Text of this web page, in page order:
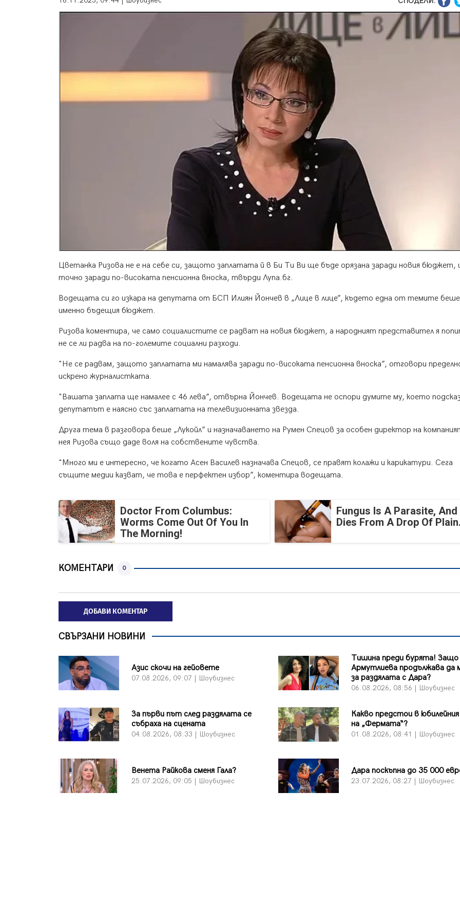
Цветанка Ризова не е на себе си, защото заплатата й в Би Ти Ви ще бъде орязана заради новия бюджет,
точно заради по-високата пенсионна вноска, твърди Лупа.бг.
Водещата си го изкара на депутата от БСП Илиян Йончев в „Лице в лице”, където една от темите беше
именно бъдещия бюджет.
Ризова коментира, че само социалистите се радват на новия бюджет, а народният представител я
не се ли радва на по-големите социални разходи.
"Не се радвам, защото заплатата ми намалява заради по-високата пенсионна вноска”, отговори
искрено журналистката.
"Вашата заплата ще намалее с 46 лева”, отвърна Йончев. Водещата не оспори думите му, което
депутатът е наясно със заплатата на телевизионната звезда.
Друга тема в разговора беше „Лукойл” и назначаването на Румен Спецов за особен директор на
нея Ризова също даде воля на собствените чувства.
"Много ми е интересно, че когато Асен Василев назначава Спецов, се правят колажи и карикатури. Сега
същите медии казват, че това е перфектен избор”, коментира водещата.
Doctor From Columbus:
Worms Come Out Of You In
The Morning!
Fungus Is A Parasite, And
Dies From A Drop Of
КОМЕНТАРИ 0
ДОБАВИ КОМЕНТАР
СВЪРЗАНИ НОВИНИ
Азис скочи на гейовете
07.08.2026, 09:07 | Шоубизнес
Тишина преди бурята! Защо
Армутлиева продължава да
за раздялата с Дара?
06.08.2026, 08:56 | Шоубизнес
За първи път след раздялата се
събраха на сцената
04.08.2026, 08:33 | Шоубизнес
Какво предстои в юбилейния
на „Фермата“?
01.08.2026, 08:41 | Шоубизнес
Венета Райкова сменя Гала?
25.07.2026, 09:05 | Шоубизнес
Дара поскъпна до 35 000
23.07.2026, 08:27 | Шоубизнес